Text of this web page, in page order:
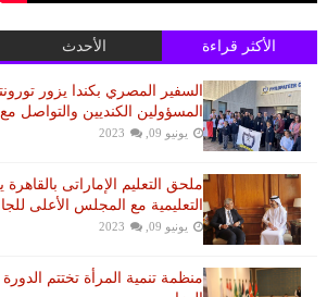
الأكثر قراءة الأحدث
السفير المصري بكندا يزور
المسؤولين الكنديين والتواصل
يونيو 09, 2023
ملحق التعليم الإماراتى
التعليمية مع المجلس الأعلى
يونيو 09, 2023
منظمة تنمية المرأة تختتم الدورة